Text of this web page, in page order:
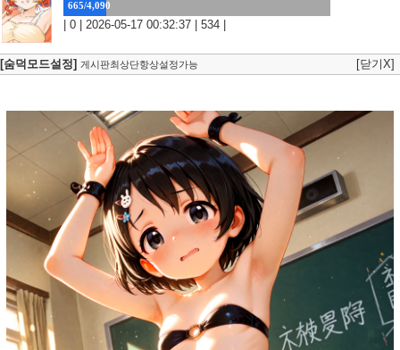
665/4,090
| 0 | 2026-05-17 00:32:37 | 534 |
[숨덕모드설정] 게시판최상단항상설정가능 [닫기X]